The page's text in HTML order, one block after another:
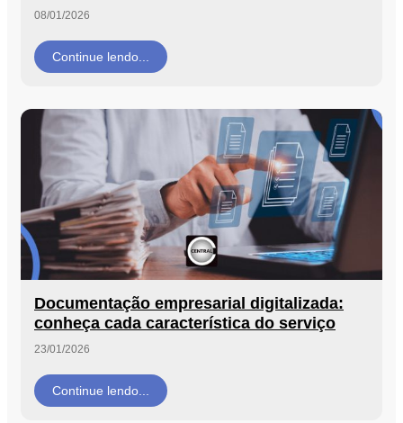
08/01/2026
Continue lendo...
Documentação empresarial digitalizada:
conheça cada característica do serviço
23/01/2026
Continue lendo...